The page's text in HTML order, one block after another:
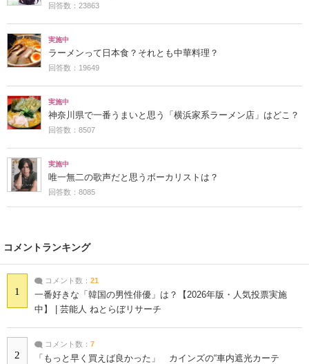
回答数：23863
実施中
ラーメンって日本食？それとも中華料理？
回答数：19649
実施中
神奈川県で一番うまいと思う「横浜家系ラーメン店」はどこ？
回答数：8507
実施中
唯一無二の歌声だと思うボーカリストは？
回答数：8085
コメントランキング
1
コメント数： 21
一番好きな「韓国の男性俳優」は？【2026年版・人気投票実施
中】 | 芸能人 ねとらぼリサーチ
2
コメント数： 7
「もっと早く買えば良かった」 カインズの“車内遮光カーテ